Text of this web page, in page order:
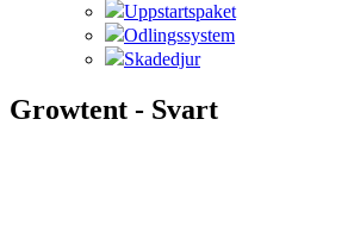
Uppstartspaket
Odlingssystem
Skadedjur
Growtent - Svart